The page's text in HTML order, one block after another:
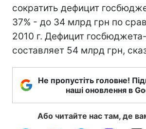
сократить дефицит
37% - до 34 млрд грн по
2010 г. Дефицит
составляет 54 млрд грн,
Не пропустіть головне!
наші оновлення в
Або читайте нас там, де